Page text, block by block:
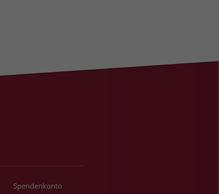
Spendenkonto